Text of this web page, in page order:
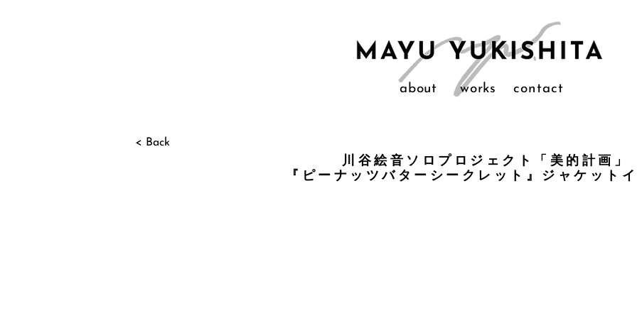
about works contact
< Back
川谷絵音ソロプロジェクト「美的計画」
『ピーナッツバターシークレット』ジャケット